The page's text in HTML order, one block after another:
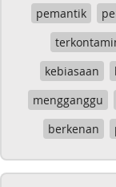
pemantik
kebiasaan
mengganggu
berkenan